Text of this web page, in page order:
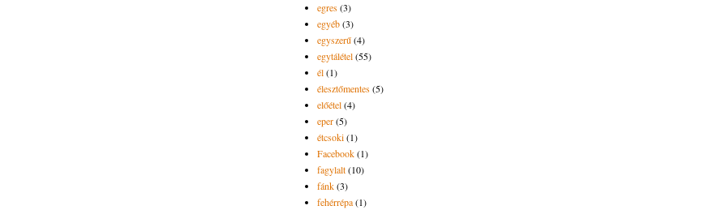
egres(3)
egyéb(3)
egyszerű(4)
egytálétel(55)
él(1)
élesztőmentes(5)
előétel(4)
eper(5)
étcsoki(1)
Facebook(1)
fagylalt(10)
fánk(3)
fehérrépa(1)